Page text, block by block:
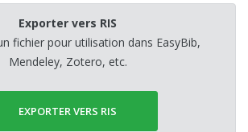
Exporter vers RIS
fichier pour utilisation dans EasyBib,
Mendeley, Zotero, etc.
EXPORTER VERS RIS